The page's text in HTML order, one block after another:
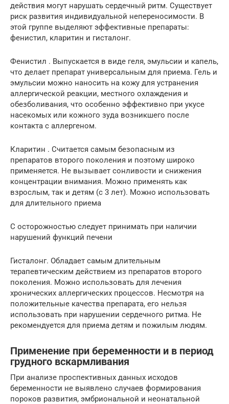
действия могут нарушать сердечный ритм. Существует
риск развития индивидуальной непереносимости. В
этой группе выделяют эффективные препараты:
фенистил, кларитин и гисталонг.
Фенистил . Выпускается в виде геля, эмульсии и капель,
что делает препарат универсальным для приема. Гель и
эмульсии можно наносить на кожу для устранения
аллергической реакции, местного охлаждения и
обезболивания, что особенно эффективно при укусе
насекомых или кожного зуда возникшего после
контакта с аллергеном.
Кларитин . Считается самым безопасным из
препаратов второго поколения и поэтому широко
применяется. Не вызывает сонливости и снижения
концентрации внимания. Можно применять как
взрослым, так и детям (с 3 лет). Можно использовать
для длительного приема
С осторожностью следует принимать при наличии
нарушений функций печени
Гисталонг. Обладает самым длительным
терапевтическим действием из препаратов второго
поколения. Можно использовать для лечения
хронических аллергических процессов. Несмотря на
положительные качества препарата, его нельзя
использовать при нарушении сердечного ритма. Не
рекомендуется для приема детям и пожилым людям.
Применение при беременности и в период
грудного вскармливания
При анализе проспективных данных исходов
беременности не выявлено случаев формирования
пороков развития, эмбриональной и неонатальной